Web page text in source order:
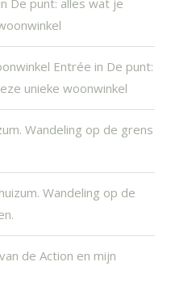
De punt: alles wat je
Entrée in De punt:
unieke woonwinkel
Wandeling op de grens
Wandeling op de
de Action en mijn